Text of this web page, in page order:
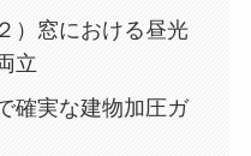
）窓における昼光
立
確実な建物加圧ガ